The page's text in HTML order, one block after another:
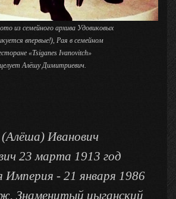
из семейного архива Удовиковых
впервые!), Рая в семейном
«Tsiganes Ivanovitch»
целует Алёшу Димитриевич.
Иванович
23 марта 1913 год
Империя - 21 января 1986
Знаменитый цыганский